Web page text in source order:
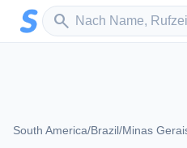
Zum Hauptinhalt springen
search
Sender suchen
South America/Brazil/Minas